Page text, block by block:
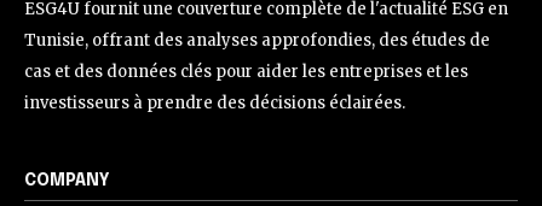
ESG4U fournit une couverture complète de l'actualité ESG en
Tunisie, offrant des analyses approfondies, des études de
cas et des données clés pour aider les entreprises et les
investisseurs à prendre des décisions éclairées.
COMPANY